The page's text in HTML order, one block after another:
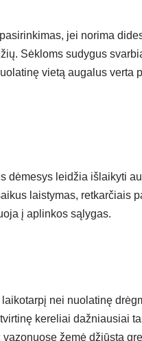
jei norima
Sėkloms sudygus
vietą augalus verta
dėmesys leidžia išlaikyti
laistymas, retkarčiais
į aplinkos sąlygas.
nei nuolatinę
kereliai dažniausiai
žemė džiūsta